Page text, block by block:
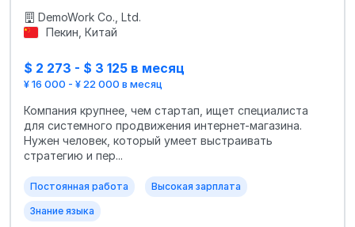
DemoWork Co., Ltd.
Пекин, Китай
$ 2 273 - $ 3 125 в месяц
¥ 16 000 - ¥ 22 000 в месяц
Компания крупнее, чем стартап, ищет специалиста
для системного продвижения интернет-магазина.
Нужен человек, который умеет выстраивать
стратегию и пер...
Постоянная работа Высокая зарплата
Знание языка